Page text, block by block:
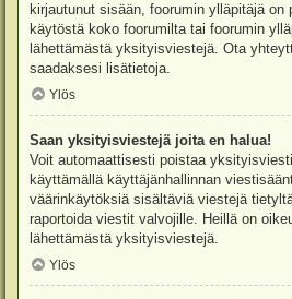
kirjautunut sisään, foorumin ylläpitäjä
käytöstä koko foorumilta tai foorumin
lähettämästä yksityisviestejä. Ota
saadaksesi lisätietoja.
Ylös
Saan yksityisviestejä joita en halua!
Voit automaattisesti poistaa
käyttämällä käyttäjänhallinnan
väärinkäytöksiä sisältäviä viestejä
raportoida viestit valvojille. Heillä on
lähettämästä yksityisviestejä.
Ylös